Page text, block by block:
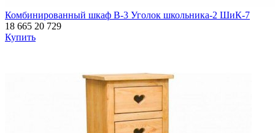
Комбинированный шкаф В-3 Уголок школьника-2 ШиК-7
18 665 20 729
Купить